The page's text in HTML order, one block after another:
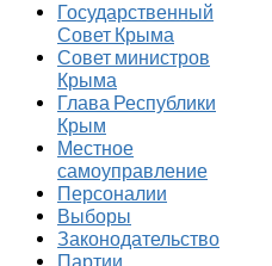
Государственный
Совет Крыма
Совет министров
Крыма
Глава Республики
Крым
Местное
самоуправление
Персоналии
Выборы
Законодательство
Партии